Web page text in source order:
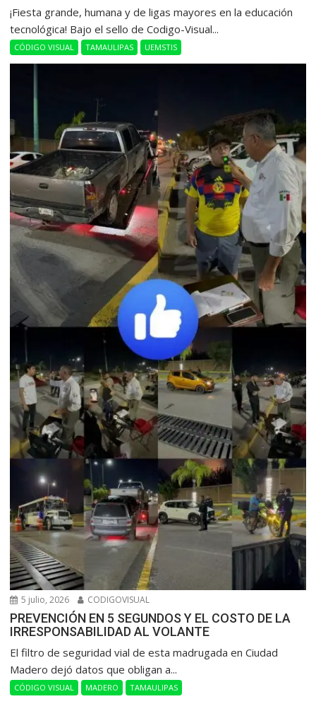
​¡Fiesta grande, humana y de ligas mayores en la educación
tecnológica! Bajo el sello de Codigo-Visual...
CÓDIGO VISUAL TAMAULIPAS UEMSTIS
5 julio, 2026 CODIGOVISUAL
PREVENCIÓN EN 5 SEGUNDOS Y EL COSTO DE LA
IRRESPONSABILIDAD AL VOLANTE
​El filtro de seguridad vial de esta madrugada en Ciudad
Madero dejó datos que obligan a...
CÓDIGO VISUAL MADERO TAMAULIPAS